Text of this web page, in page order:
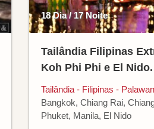
18 Dia / 17 Noite
Tailândia Filipinas
Koh Phi Phi e El Nido.
Tailândia - Filipinas - Palawan
Bangkok, Chiang Rai,
Phuket, Manila, El Nido